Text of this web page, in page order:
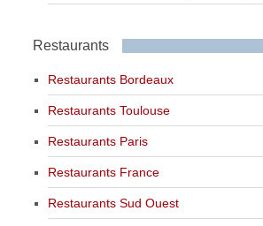
Restaurants
Restaurants Bordeaux
Restaurants Toulouse
Restaurants Paris
Restaurants France
Restaurants Sud Ouest